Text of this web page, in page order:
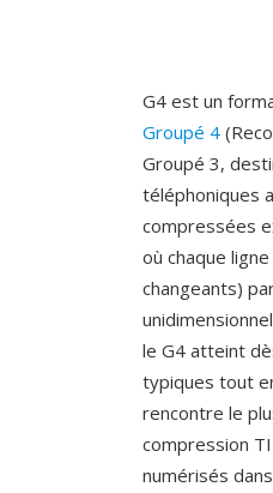
G4 est un
Groupé 4
Groupé 3,
téléphoniques
compressées
où chaque
changeants)
le G4 atteint
typiques tout
rencontre le
compression
numérisés